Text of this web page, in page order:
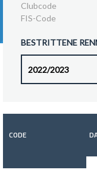
Clubcode
FIS-Code
BESTRITTENE
CODE